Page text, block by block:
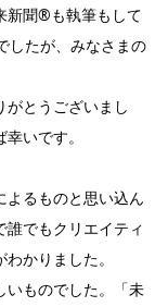
新聞®も執筆もして
したが、みなさまの
がとうございまし
いです。
よるものと思い込ん
でもクリエイティ
かりました。
いものでした。「未